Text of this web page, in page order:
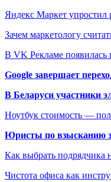
Яндекс Маркет упростил
Зачем маркетологу
В VK Рекламе появилась
Google завершает
В Беларуси участники
Ноутбук стоимость —
Юристы по взысканию
Как выбрать подрядчика
Чистота офиса как